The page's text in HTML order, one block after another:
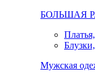
БОЛЬШАЯ
Мужская